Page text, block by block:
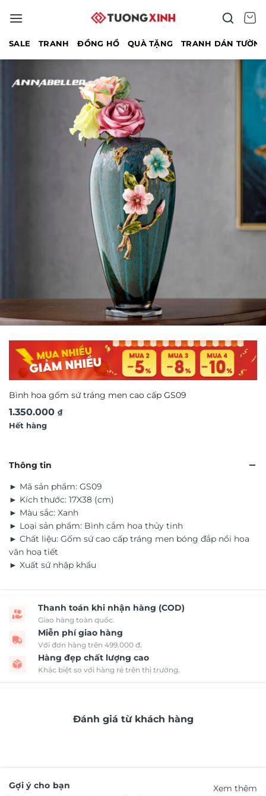
qua
SALE TRANH ĐỒNG HỒ QUÀ TẶNG TRANH DÁN
Bình hoa gốm sứ tráng men cao cấp GS09
1.350.000 ₫
Hết hàng
Thông tin
► Mã sản phẩm: GS09
► Kích thước: 17X38 (cm)
► Màu sắc: Xanh
► Loại sản phẩm: Bình cắm hoa thủy tinh
► Chất liệu: Gốm sứ cao cấp tráng men bóng đắp nổi hoa
văn hoạ tiết
► Xuất sứ nhập khẩu
Thanh toán khi nhận hàng (COD)
Giao hàng toàn quốc.
Miễn phí giao hàng
Với đơn hàng trên 499.000 đ.
Hàng đẹp chất lượng cao
Khác biệt so với hàng rẻ trên thị trường.
Đánh giá từ khách hàng
Gợi ý cho bạn Xem thêm